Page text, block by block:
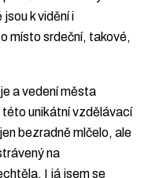
k vidění i
místo srdeční, takové,
a vedení města
unikátní vzdělávací
bezradně mlčelo, ale
na
I já jsem se